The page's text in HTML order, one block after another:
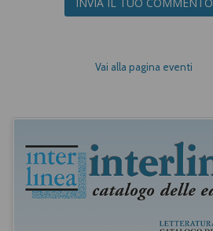
Vai alla pagina eventi